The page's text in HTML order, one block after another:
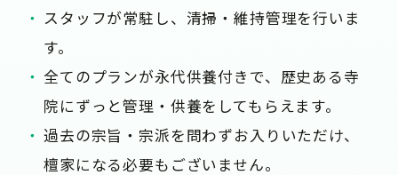
スタッフが常駐し、清掃・維持管理を行いま
す。
全てのプランが永代供養付きで、歴史ある寺
院にずっと管理・供養をしてもらえます。
過去の宗旨・宗派を問わずお入りいただけ、
檀家になる必要もございません。